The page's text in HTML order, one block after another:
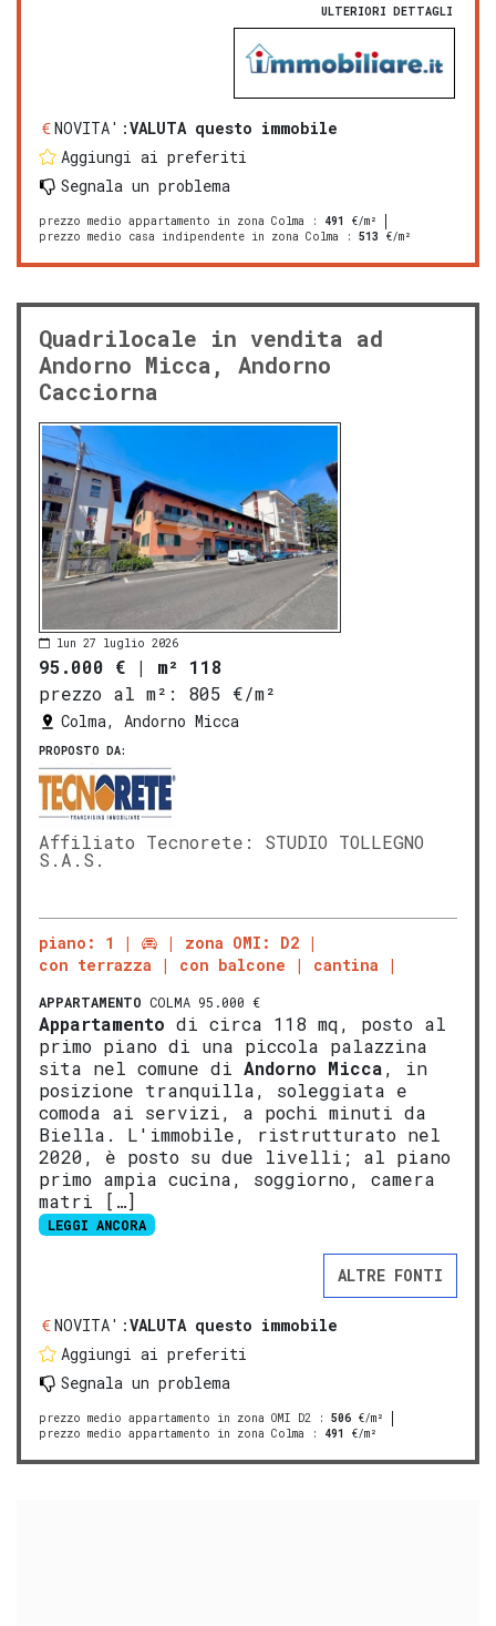
ULTERIORI DETTAGLI
NOVITA':VALUTA questo immobile
Aggiungi ai preferiti
Segnala un problema
prezzo medio appartamento in zona Colma : 491
€/m²
prezzo medio casa indipendente in zona Colma : 513 €/m²
Quadrilocale in vendita ad
Andorno Micca, Andorno
Cacciorna
lun 27 luglio 2026
95.000 € | m² 118
prezzo al m²:
805 €/m²
Colma, Andorno Micca
PROPOSTO DA:
Affiliato Tecnorete: STUDIO TOLLEGNO
S.A.S.
piano: 1
zona OMI: D2
con terrazza
con balcone cantina
APPARTAMENTO COLMA 95.000 €
Appartamento di circa 118 mq, posto al
primo piano di una piccola palazzina
sita nel comune di Andorno Micca, in
posizione tranquilla, soleggiata e
comoda ai servizi, a pochi minuti da
Biella. L'immobile, ristrutturato nel
2020, è posto su due livelli; al piano
primo ampia cucina, soggiorno, camera
matri […]
LEGGI ANCORA
ALTRE FONTI
NOVITA':VALUTA questo immobile
Aggiungi ai preferiti
Segnala un problema
prezzo medio appartamento in zona OMI D2 : 506 €/m²
prezzo medio appartamento in zona Colma : 491 €/m²